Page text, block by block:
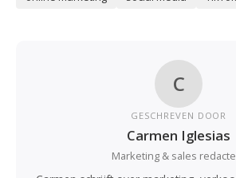
C
GESCHREVEN DOOR
Carmen Iglesias
Marketing & sales